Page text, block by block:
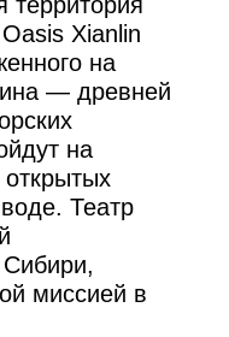
Xianlin
на
— древней
на
Театр
Сибири,
миссией в